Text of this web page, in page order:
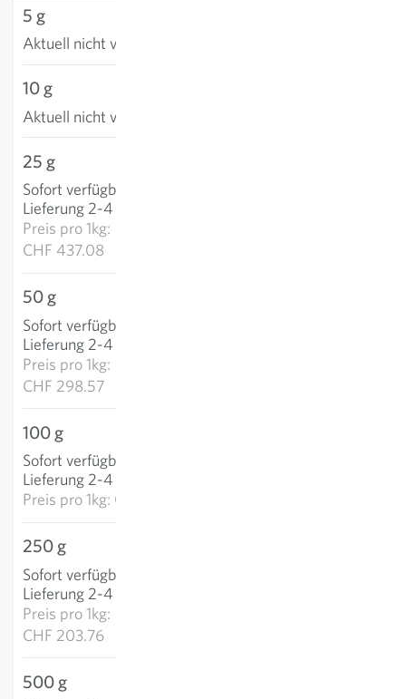
5 g
Aktuell nicht verfügbar
10 g
Aktuell nicht verfügbar
25 g
Sofort verfügbar
Lieferung 2-4 Tage
Preis pro1kg:
CHF 437.08
50 g
Sofort verfügbar
Lieferung 2-4 Tage
Preis pro1kg:
CHF 298.57
100 g
Sofort verfügbar
Lieferung 2-4 Tage
Preis pro1kg: CHF 211.36
250 g
Sofort verfügbar
Lieferung 2-4 Tage
Preis pro1kg:
CHF 203.76
500 g